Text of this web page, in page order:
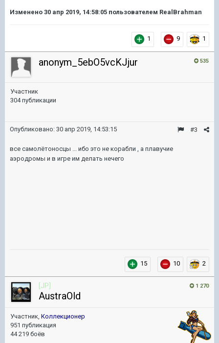
Изменено 30 апр 2019, 14:58:05 пользователем RealBrahman
1 9 1
535
anonym_5ebO5vcKJjur
Участник
304 публикации
#3
Опубликовано: 30 апр 2019, 14:53:15
все самолётоносцы ... ибо это не корабли , а плавучие
аэродромы и в игре им делать нечего
15 10 2
1 270
[JP]
AustraOld
Участник, Коллекционер
951 публикация
44 219 боёв